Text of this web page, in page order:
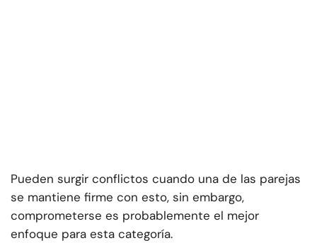
Pueden surgir conflictos cuando una de las parejas
se mantiene firme con esto, sin embargo,
comprometerse es probablemente el mejor
enfoque para esta categoría.